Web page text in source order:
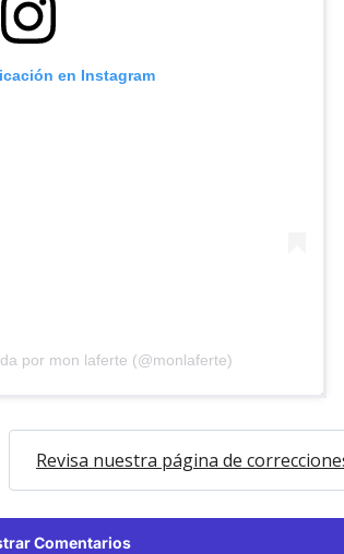
en Instagram
por mon laferte (@monlaferte)
Revisa nuestra página de
Comentarios